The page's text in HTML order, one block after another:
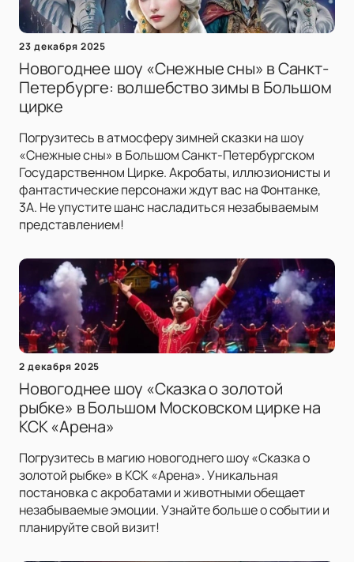
23 декабря 2025
Новогоднее шоу «Снежные сны» в Санкт-
Петербурге: волшебство зимы в Большом
цирке
Погрузитесь в атмосферу зимней сказки на шоу
«Снежные сны» в Большом Санкт-Петербургском
Государственном Цирке. Акробаты, иллюзионисты и
фантастические персонажи ждут вас на Фонтанке,
3А. Не упустите шанс насладиться незабываемым
представлением!
2 декабря 2025
Новогоднее шоу «Сказка о золотой
рыбке» в Большом Московском цирке на
КСК «Арена»
Погрузитесь в магию новогоднего шоу «Сказка о
золотой рыбке» в КСК «Арена». Уникальная
постановка с акробатами и животными обещает
незабываемые эмоции. Узнайте больше о событии и
планируйте свой визит!